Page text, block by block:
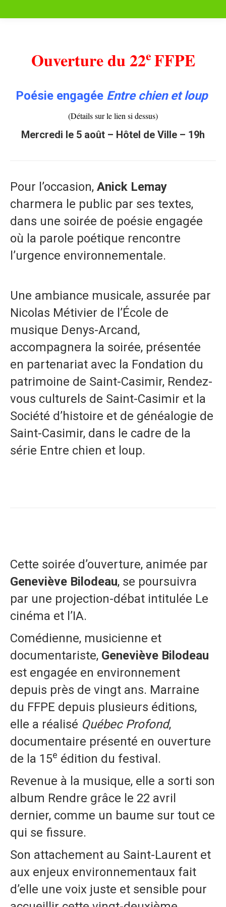
Ouverture du 22e FFPE
Poésie engagée Entre chien et loup
(Détails sur le lien si dessus)
Mercredi le 5 août – Hôtel de Ville – 19h
Pour l’occasion, Anick Lemay
charmera le public par ses textes,
dans une soirée de poésie engagée
où la parole poétique rencontre
l’urgence environnementale.
Une ambiance musicale, assurée par
Nicolas Métivier de l’École de
musique Denys-Arcand,
accompagnera la soirée, présentée
en partenariat avec la Fondation du
patrimoine de Saint-Casimir, Rendez-
vous culturels de Saint-Casimir et la
Société d’histoire et de généalogie de
Saint-Casimir, dans le cadre de la
série Entre chien et loup.
Cette soirée d’ouverture, animée par
Geneviève Bilodeau, se poursuivra
par une projection-débat intitulée Le
cinéma et l’IA.
Comédienne, musicienne et
documentariste, Geneviève Bilodeau
est engagée en environnement
depuis près de vingt ans. Marraine
du FFPE depuis plusieurs éditions,
elle a réalisé Québec Profond,
documentaire présenté en ouverture
de la 15e édition du festival.
Revenue à la musique, elle a sorti son
album Rendre grâce le 22 avril
dernier, comme un baume sur tout ce
qui se fissure.
Son attachement au Saint-Laurent et
aux enjeux environnementaux fait
d’elle une voix juste et sensible pour